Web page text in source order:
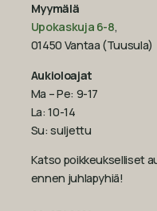
Myymälä
Upokaskuja 6-8,
01450 Vantaa (Tuusula)
Aukioloajat
Ma – Pe: 9-17
La: 10-14
Su: suljettu
Katso poikkeukselliset
ennen juhlapyhiä!‍